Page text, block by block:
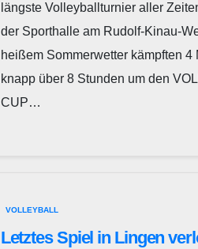
längste Volleyballturnier aller
der Sporthalle am Rudolf-Kinau-
heißem Sommerwetter kämpften 4
knapp über 8 Stunden um den
CUP…
VOLLEYBALL
Letztes Spiel in Lingen